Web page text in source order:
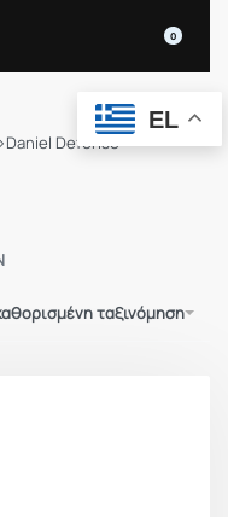
0
›Daniel Defense
ταξινόμηση
EL